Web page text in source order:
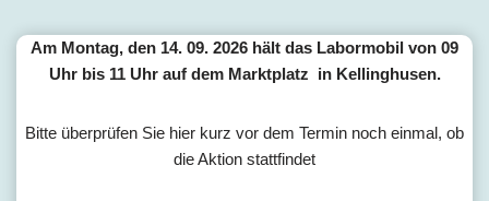
Am Montag, den 14. 09. 2026 hält das Labormobil von 09
Uhr bis 11 Uhr auf dem Marktplatz in Kellinghusen.
Bitte überprüfen Sie hier kurz vor dem Termin noch einmal, ob
die Aktion stattfindet